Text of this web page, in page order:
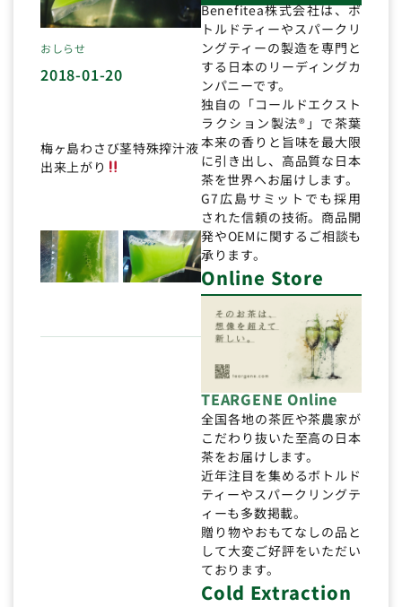
おしらせ
2018-01-20
梅ヶ島わさび茎特殊搾汁液
出来上がり
Benefitea株式会社は、ボ
トルドティーやスパークリ
ングティーの製造を専門と
する日本のリーディングカ
ンパニーです。
独自の「コールドエクスト
ラクション製法®」で茶葉
本来の香りと旨味を最大限
に引き出し、高品質な日本
茶を世界へお届けします。
G7広島サミットでも採用
された信頼の技術。商品開
発やOEMに関するご相談も
承ります。
Online Store
TEARGENE Online
全国各地の茶匠や茶農家が
こだわり抜いた至高の日本
茶をお届けします。
近年注目を集めるボトルド
ティーやスパークリングテ
ィーも多数掲載。
贈り物やおもてなしの品と
して大変ご好評をいただい
ております。
Cold Extraction